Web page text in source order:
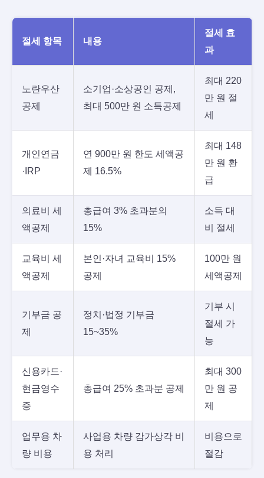
절세 항목 내용
절세 효
과
노란우산
공제
소기업·소상공인 공제,
최대 500만 원 소득공제
최대 220
만 원 절
세
개인연금
·IRP
연 900만 원 한도 세액공
제 16.5%
최대 148
만 원 환
급
의료비 세
액공제
총급여 3% 초과분의
15%
소득 대
비 절세
교육비 세
액공제
본인·자녀 교육비 15%
공제
100만 원
세액공제
기부금 공
제
정치·법정 기부금
15~35%
기부 시
절세 가
능
신용카드·
현금영수
증
총급여 25% 초과분 공제
최대 300
만 원 공
제
업무용 차
량 비용
사업용 차량 감가상각 비
용 처리
비용으로
절감